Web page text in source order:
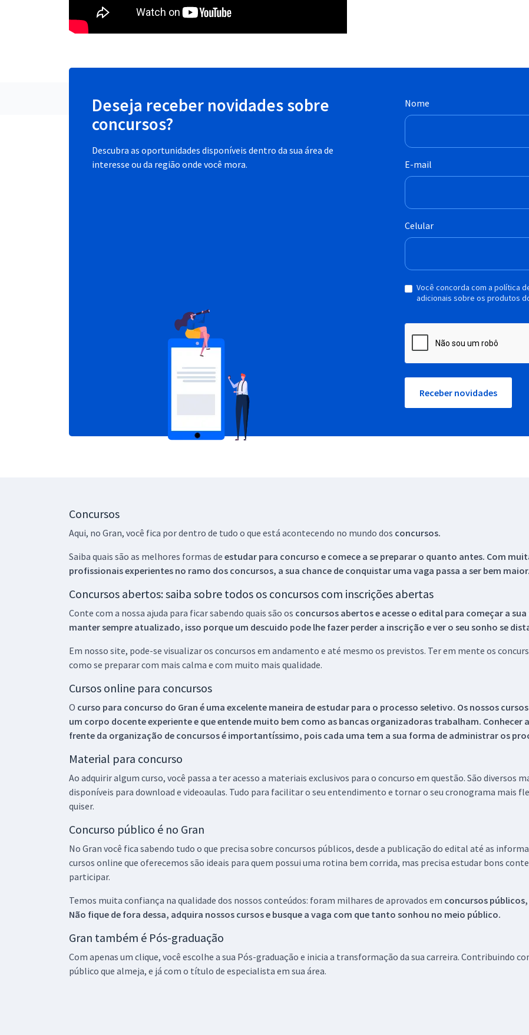
Deseja receber novidades sobre
concursos?
Descubra as oportunidades disponíveis dentro da sua área de
interesse ou da região onde você mora.
Nome
E-mail
Celular
Você concorda com a política
adicionais sobre os produtos
Receber novidades
Concursos
Aqui, no Gran, você fica por dentro de tudo o que está acontecendo no mundo dos concursos.
Saiba quais são as melhores formas de estudar para concurso e comece a se preparar o quanto antes. Com
profissionais experientes no ramo dos concursos, a sua chance de conquistar uma vaga passa a ser bem maior.
Concursos abertos: saiba sobre todos os concursos com inscrições abertas
Conte com a nossa ajuda para ficar sabendo quais são os concursos abertos e acesse o edital para começar a
manter sempre atualizado, isso porque um descuido pode lhe fazer perder a inscrição e ver o seu sonho se
Em nosso site, pode-se visualizar os concursos em andamento e até mesmo os previstos. Ter em mente os
como se preparar com mais calma e com muito mais qualidade.
Cursos online para concursos
O curso para concurso do Gran é uma excelente maneira de estudar para o processo seletivo. Os nossos
um corpo docente experiente e que entende muito bem como as bancas organizadoras trabalham. Conhecer
frente da organização de concursos é importantíssimo, pois cada uma tem a sua forma de administrar os
Material para concurso
Ao adquirir algum curso, você passa a ter acesso a materiais exclusivos para o concurso em questão. São
disponíveis para download e videoaulas. Tudo para facilitar o seu entendimento e tornar o seu cronograma mais
quiser.
Concurso público é no Gran
No Gran você fica sabendo tudo o que precisa sobre concursos públicos, desde a publicação do edital até as
cursos online que oferecemos são ideais para quem possui uma rotina bem corrida, mas precisa estudar bons
participar.
Temos muita confiança na qualidade dos nossos conteúdos: foram milhares de aprovados em concursos
Não fique de fora dessa, adquira nossos cursos e busque a vaga com que tanto sonhou no meio público.
Gran também é Pós-graduação
Com apenas um clique, você escolhe a sua Pós-graduação e inicia a transformação da sua carreira. Contribuindo
público que almeja, e já com o título de especialista em sua área.